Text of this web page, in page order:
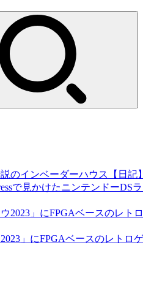
【日
」にFPGAベースのレト